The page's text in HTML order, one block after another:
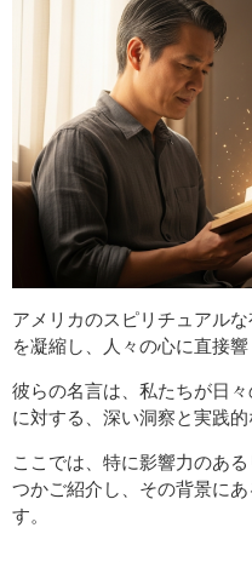
アメリカのスピリチュアル
を凝縮し、人々の心に直接響
彼らの名言は、私たちが日
に対する、深い洞察と実践
ここでは、特に影響力のあ
つかご紹介し、その背景に
す。